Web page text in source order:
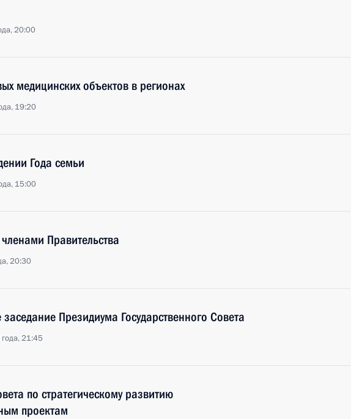
20:00
медицинских объектов в регионах
19:20
Года семьи
15:00
Правительства
20:30
Президиума Государственного Совета
21:45
по стратегическому развитию
проектам